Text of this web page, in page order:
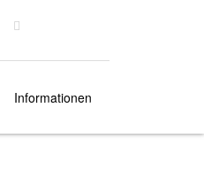
Informationen